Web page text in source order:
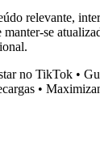
relevante,
se
no TikTok •
•